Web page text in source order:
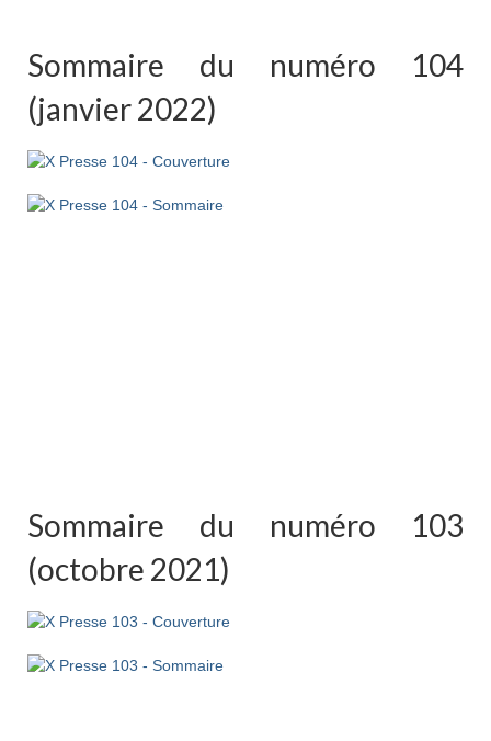
Sommaire du numéro 104
(janvier 2022)
Sommaire du numéro 103
(octobre 2021)